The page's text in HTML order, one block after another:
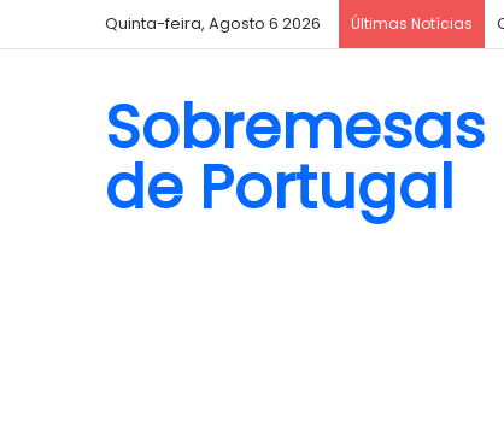
Quinta-feira, Agosto 6 2026 Últimas Notícias
Sobremesas
de Portugal